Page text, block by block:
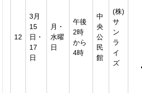
12
3月
15
日・
17
日
月・
水曜
日
午後
2時
から
4時
中
央
公
民
館
(株)
サ
ン
ラ
イ
ズ